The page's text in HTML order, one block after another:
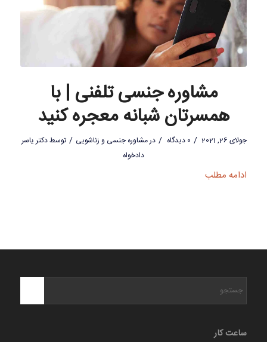
مشاوره جنسی تلفنی | با
همسرتان شبانه معجره کنید
جولای 26, 2021 / 0 دیدگاه / درمشاوره جنسی و زناشویی / توسطدکتر یاسر
دادخواه
ادامه مطلب
ساعت کار